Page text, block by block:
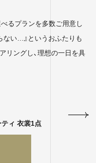
るプランを多数ご用意し
ない…』というおふたりも
リングし、理想の一日を具
ィ 衣裳1点